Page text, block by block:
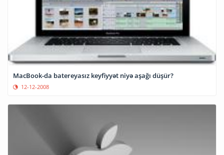
MacBook-da batereyasız keyfiyyət niyə aşağı düşür?
12-12-2008